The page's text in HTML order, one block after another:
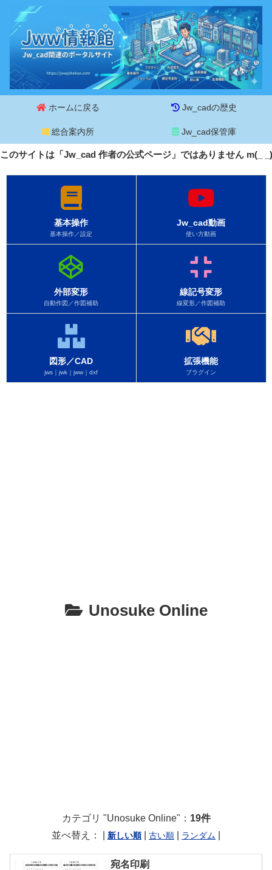
ホームに戻る Jw_cadの歴史
総合案内所 Jw_cad保管庫
このサイトは「Jw_cad 作者の公式ページ」ではありません
基本操作
基本操作／設定
Jw_cad動画
使い方動画
外部変形
自動作図／作図補助
線記号変形
線変形／作図補助
図形／CAD
jws｜jwk｜jww｜dxf
拡張機能
プラグイン
Unosuke Online
カテゴリ "Unosuke Online"： 19件
並べ替え： |
宛名印刷